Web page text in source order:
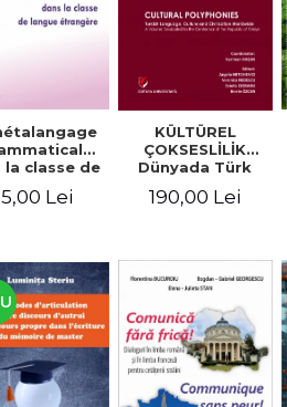
la classe de
Lei
KÜLTÜREL
ÇOKSESLİLİK
Dünyada Türk
Medeniyeti.
Armağan/
POLIFONII
CULTURALE
Limba, cultura și
civilizația turcă în
lume. Volum
dedicat
Centenarului
190,00 Lei